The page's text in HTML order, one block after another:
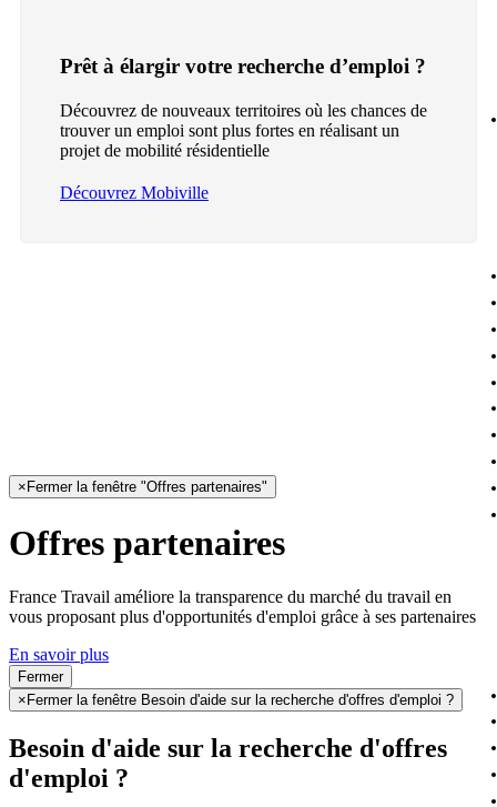
Prêt à élargir votre recherche d’emploi ?
Découvrez de nouveaux territoires où les chances de
trouver un emploi sont plus fortes en réalisant un
projet de mobilité résidentielle
Découvrez Mobiville
× Fermer la fenêtre "Offres partenaires"
Offres partenaires
France Travail améliore la transparence du marché du travail en
vous proposant plus d'opportunités d'emploi grâce à ses partenaires
En savoir plus
Fermer
× Fermer la fenêtre Besoin d'aide sur la recherche d'offres d'emploi ?
Besoin d'aide sur la recherche d'offres
d'emploi ?